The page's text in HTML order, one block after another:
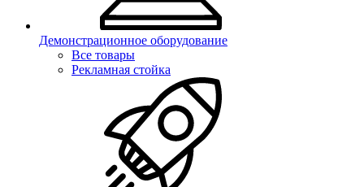
Демонстрационное оборудование
Все товары
Рекламная стойка